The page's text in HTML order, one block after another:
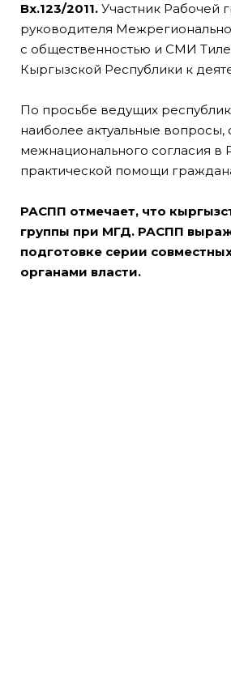
Вх.123/2011. Участник Рабочей
руководителя
с общественностью и СМИ
Кыргызской Республики к
По просьбе ведущих
наиболее актуальные
межнационального согласия
практической помощи
РАСПП отмечает, что
группы при МГД. РАСПП
подготовке серии
органами власти.